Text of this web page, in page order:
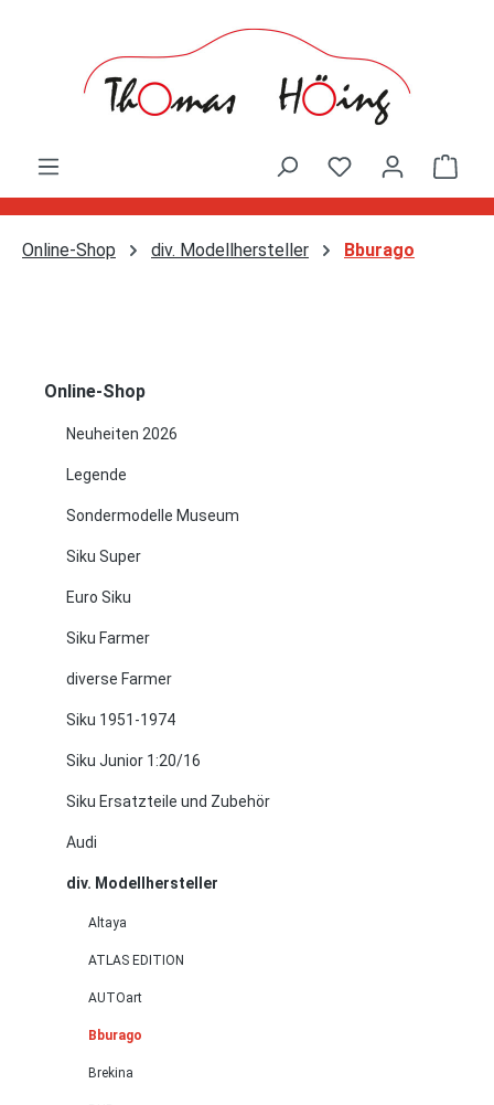
Online-Shop div. Modellhersteller Bburago
Online-Shop
Neuheiten 2026
Legende
Sondermodelle Museum
Siku Super
Euro Siku
Siku Farmer
diverse Farmer
Siku 1951-1974
Siku Junior 1:20/16
Siku Ersatzteile und Zubehör
Audi
div. Modellhersteller
Altaya
ATLAS EDITION
AUTOart
Bburago
Brekina